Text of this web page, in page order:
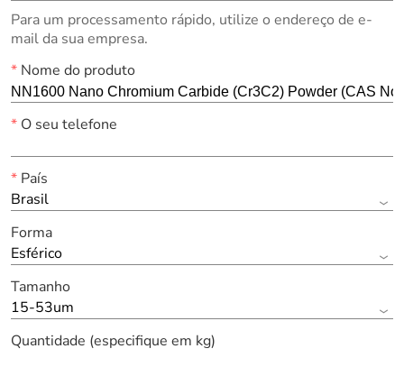
Para um processamento rápido, utilize o endereço de e-
mail da sua empresa.
*Nome do produto
*O seu telefone
*País
Brasil
Forma
Esférico
Tamanho
15-53um
Quantidade (especifique em kg)